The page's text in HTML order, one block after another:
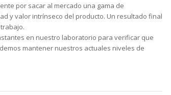
por sacar al mercado una gama de
y valor intrínseco del producto. Un resultado final
en nuestro laboratorio para verificar que
mantener nuestros actuales niveles de